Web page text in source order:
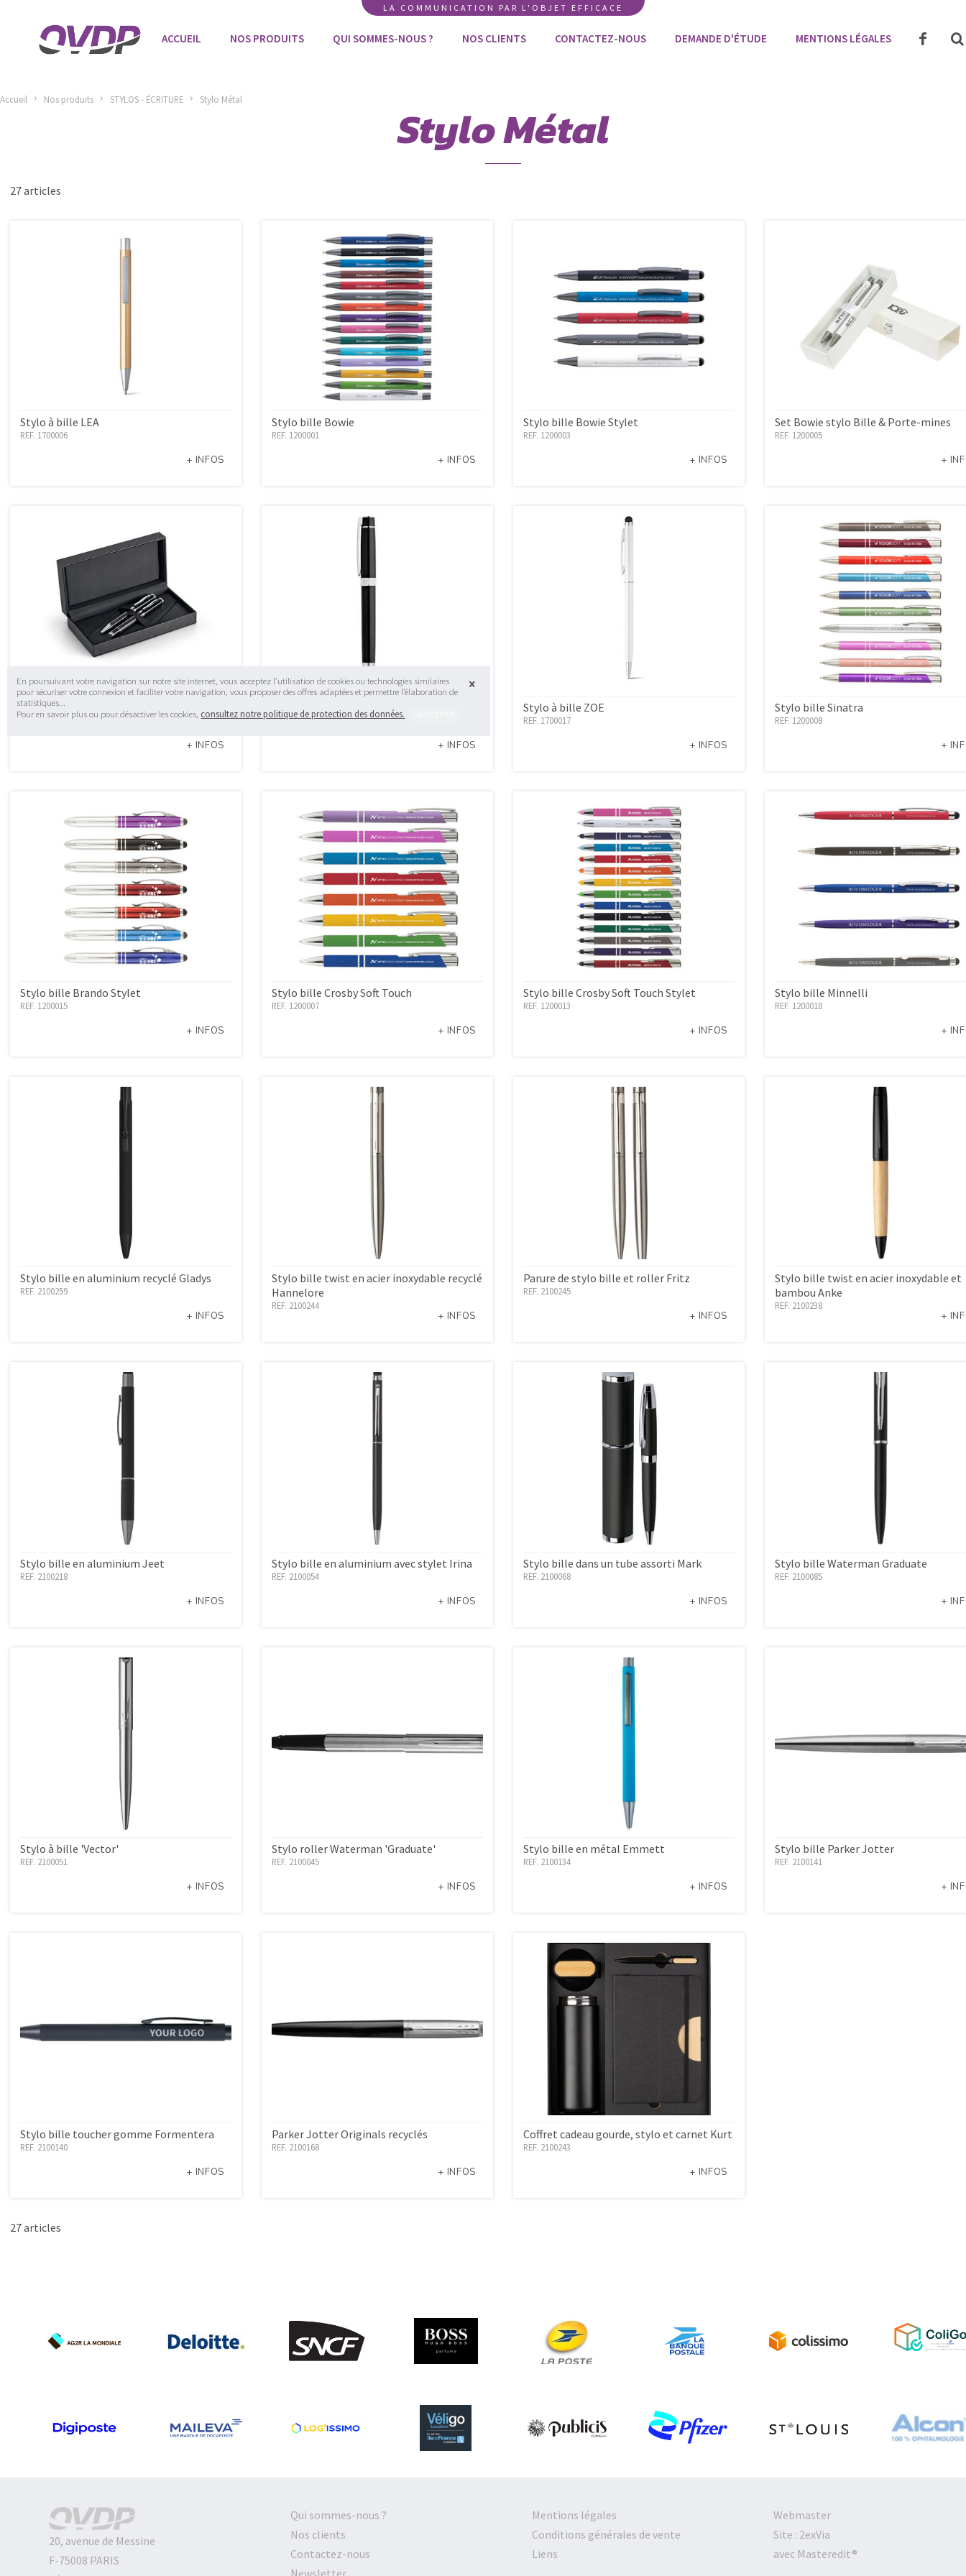
En poursuivant votre navigation sur notre site internet, vous acceptez l’utilisation de cookies ou technologies similaires
pour sécuriser votre connexion et faciliter votre navigation, vous proposer des offres adaptées et permettre l’élaboration de
statistiques...
Pour en savoir plus ou pour désactiver les cookies, consultez notre politique de protection des données.
LA COMMUNICATION PAR L'OBJET EFFICACE
ACCUEIL NOS PRODUITS QUI SOMMES-NOUS ? NOS CLIENTS CONTACTEZ-NOUS DEMANDE D'ÉTUDE MENTIONS LÉGALES
Accueil Nos produits STYLOS - ÉCRITURE Stylo Métal Stylo Métal
27 articles
Stylo à bille LEA
REF. 1700006
+ INFOS
Stylo bille Bowie
REF. 1200001
+ INFOS
Stylo bille Bowie Stylet
REF. 1200003
+ INFOS
Set Bowie stylo Bille & Porte-mines
REF. 1200005
+
Set stylo roller et stylo à bille CHESS
REF. 1700029
+ INFOS
Set stylo roller et stylo à bille DOURO
REF. 1700028
+ INFOS
Stylo à bille ZOE
REF. 1700017
+ INFOS
Stylo bille Sinatra
REF. 1200008
+
Stylo bille Brando Stylet
REF. 1200015
+ INFOS
Stylo bille Crosby Soft Touch
REF. 1200007
+ INFOS
Stylo bille Crosby Soft Touch Stylet
REF. 1200013
+ INFOS
Stylo bille Minnelli
REF. 1200018
+
Stylo bille en aluminium recyclé Gladys
REF. 2100259
+ INFOS
Stylo bille twist en acier inoxydable recyclé
Hannelore
REF. 2100244
+ INFOS
Parure de stylo bille et roller Fritz
REF. 2100245
+ INFOS
Stylo bille twist en acier inoxydable et
bambou Anke
REF. 2100238
+
Stylo bille en aluminium Jeet
REF. 2100218
+ INFOS
Stylo bille en aluminium avec stylet Irina
REF. 2100054
+ INFOS
Stylo bille dans un tube assorti Mark
REF. 2100068
+ INFOS
Stylo bille Waterman Graduate
REF. 2100085
+
Stylo à bille 'Vector'
REF. 2100051
+ INFOS
Stylo roller Waterman 'Graduate'
REF. 2100045
+ INFOS
Stylo bille en métal Emmett
REF. 2100134
+ INFOS
Stylo bille Parker Jotter
REF. 2100141
+
Stylo bille toucher gomme Formentera
REF. 2100140
+ INFOS
Parker Jotter Originals recyclés
REF. 2100168
+ INFOS
Coffret cadeau gourde, stylo et carnet Kurt
REF. 2100243
+ INFOS
27 articles
20, avenue de Messine
F-75008 PARIS
Qui sommes-nous ?
Nos clients
Contactez-nous
Mentions légales
Conditions générales de vente
Liens
Webmaster
Site : 2exVia
avec Masteredit®